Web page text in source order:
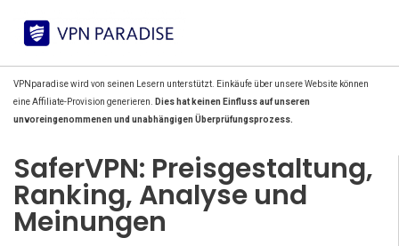
VPNparadise wird von seinen Lesern unterstützt. Einkäufe über unsere Website können
eine Affiliate-Provision generieren.
Dies hat keinen Einfluss auf unseren
unvoreingenommenen und unabhängigen Überprüfungsprozess.
SaferVPN: Preisgestaltung,
Ranking, Analyse und
Meinungen